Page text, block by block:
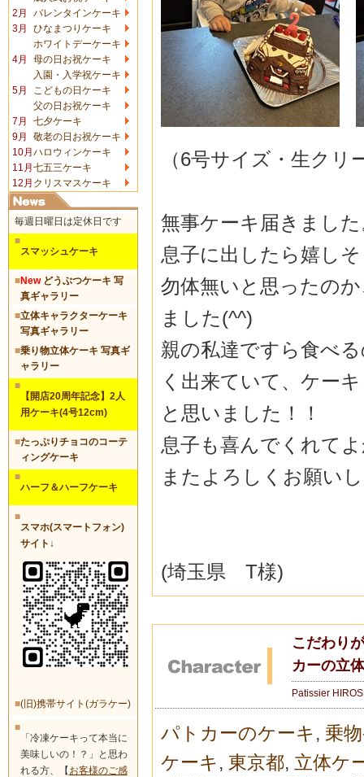
2月
バレンタインケーキ
3月
ひなまつりケーキ
ホワイトデーケーキ
4月
母の日お祝ケーキ
入園・入学祝ケーキ
5月
こどもの日ケーキ
父の日お祝ケーキ
7月
七夕ケーキ
9月
敬老の日お祝ケーキ
10月 ハロウィンケーキ
11月 七五三ケーキ
12月 クリスマスケーキ
毎週日曜日は定休日です
■
スマッシュケーキ
■Newどうぶつケーキ 写
真ギャラリー
■立体キャラクターケーキ
写真ギャラリー
■乗り物立体ケーキ 写真ギ
ャラリー
■
【開店20周年記念】2人
用ケーキ(4号12cm)
■たっぷりチョコのコーテ
ィングケーキ
■
ハーフ＆ハーフケーキ
■
スマホ(スマートフォン)
サイト↓
■(旧)携帯サイト(ガラケー)
■
「冷凍ケーキって本当に
美味しいの！？」と思わ
れる方、【 お客様のご感
（6号サイズ・生クリ
無事ケーキ届きまし
息子に出したら嬉し
勿体無いと思ったの
ました(^^)
親の私達ですら食べ
く出来ていて、ケー
と思いました！！
息子も喜んでくれて
またよろしくお願い
(埼玉県 T様)
こだわり
カーの立
Patissier
パトカーのケーキ , 乗
ケーキ , 東京都, 立体ケ